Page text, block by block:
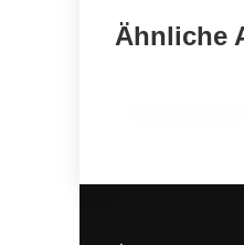
Ähnliche
Wie sauber